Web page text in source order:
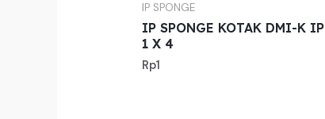
IP SPONGE
IP SPONGE KOTAK DMI-K IP
1 X 4
Rp1